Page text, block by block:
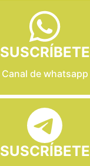
SUSCRÍBETE
Canal de whatsapp
SUSCRÍBETE